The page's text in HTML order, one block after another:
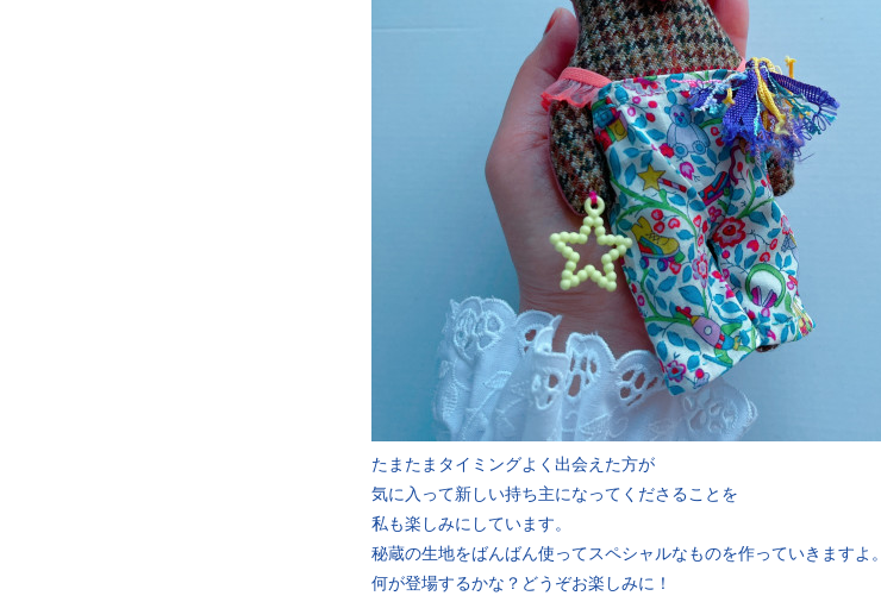
たまたまタイミングよく出会えた方が
気に入って新しい持ち主になってくださることを
私も楽しみにしています。
秘蔵の生地をばんばん使ってスペシャルなものを作っていきますよ。
何が登場するかな？どうぞお楽しみに！